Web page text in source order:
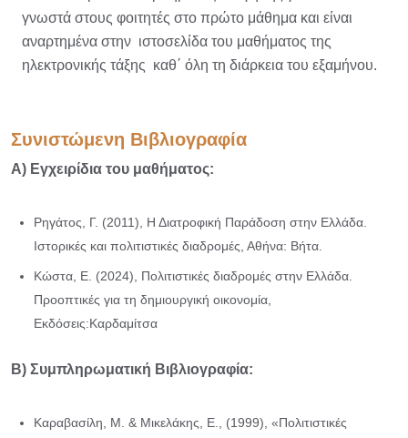
γνωστά στους φοιτητές στο πρώτο μάθημα και είναι
αναρτημένα στην ιστοσελίδα του μαθήματος της
ηλεκτρονικής τάξης καθ΄ όλη τη διάρκεια του εξαμήνου.
Συνιστώμενη Βιβλιογραφία
A) Εγχειρίδια του μαθήματος:
Ρηγάτος, Γ. (2011), Η Διατροφική Παράδοση στην Ελλάδα.
Ιστορικές και πολιτιστικές διαδρομές, Αθήνα: Βήτα.
Κώστα, Ε. (2024), Πολιτιστικές διαδρομές στην Ελλάδα.
Προοπτικές για τη δημιουργική οικονομία,
Εκδόσεις:Καρδαμίτσα
Β) Συμπληρωματική Βιβλιογραφία:
Καραβασίλη, Μ. & Μικελάκης, Ε., (1999), «Πολιτιστικές